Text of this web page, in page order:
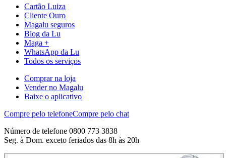
Cartão Luiza
Cliente Ouro
Magalu seguros
Blog da Lu
Maga +
WhatsApp da Lu
Todos os serviços
Comprar na loja
Vender no Magalu
Baixe o aplicativo
Compre pelo telefoneCompre pelo chat
Número de telefone 0800 773 3838
Seg. à Dom. exceto feriados das 8h às 20h